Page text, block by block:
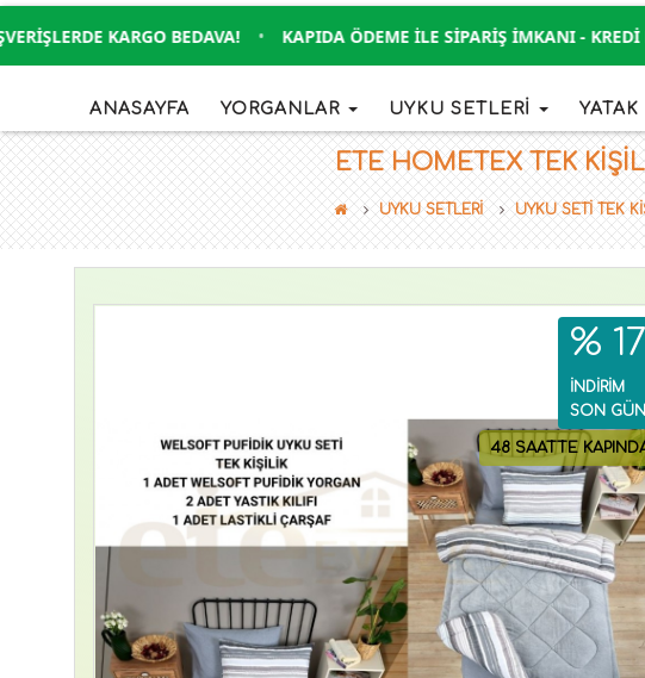
KARGO BEDAVA! • KAPIDA ÖDEME İLE SIPARIŞ İMKANI - KREDI
ANASAYFA YORGANLAR UYKU SETLERİ
ETE HOMETEX TEK
UYKU SETLERİ UYKU SETİ TEK
48 SAATTE
% 17
İNDİRİM
SON